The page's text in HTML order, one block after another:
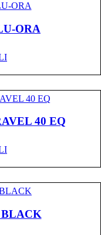
ORA
40 EQ
BLACK